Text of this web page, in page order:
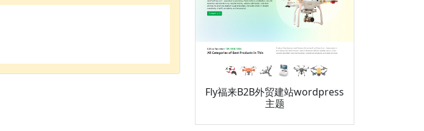
Fly福来B2B外贸建站wordpress
主题